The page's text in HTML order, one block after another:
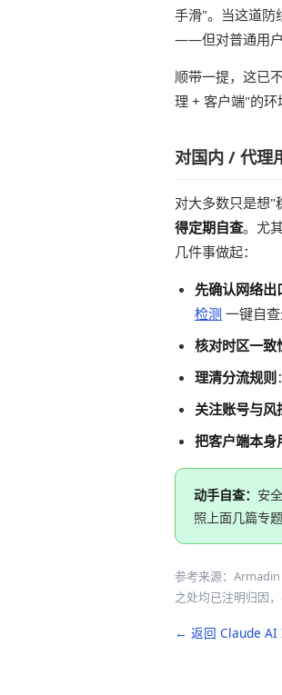
手滑"。当这道防
——但对普通用户
顺带一提，这已
理 + 客户端"的环
对国内 / 代理
对大多数只是想"
得定期自查。尤
几件事做起：
先确认网络出
检测 一键自查
核对时区一致
理清分流规则
关注账号与风
把客户端本身
动手自查： 安
照上面几篇专
参考来源：
之处均已注明归因
← 返回 Claude AI